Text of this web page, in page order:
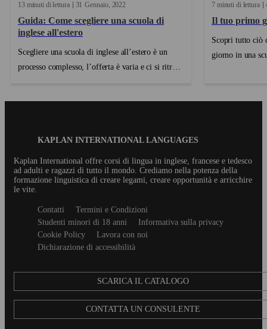
13 minuti di lettura
31 Gennaio 2022
Guida: Come scegliere una scuola di
inglese all'estero
Scegliere una scuola di inglese all’estero è un
processo complesso, l’offerta è varia e ci si ritrova
7 minuti di lettura
Il tuo primo
Scopri tutto ciò
giorno in una scuola
tuo primo
KAPLAN INTERNATIONAL LANGUAGES
Kaplan International offre corsi di lingua in inglese, francese e tedesco
ad adulti e ragazzi di tutto il mondo. Crediamo nella potenza della
formazione linguistica di creare legami, creare opportunità e arricchire
le vite.
Secondary
Contatti
Termini e Condizioni
Studenti minori di 18 anni
Informativa sulla privacy
Cookie Policy
Lavora con noi
Dichiarazione di accessibilità
SCARICA IL CATALOGO
CONTATTA UN CONSULENTE